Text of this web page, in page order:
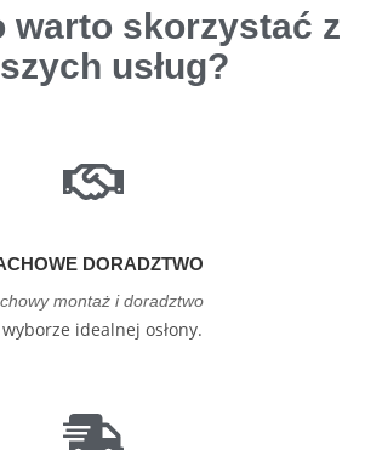
warto skorzystać z
usług?
DORADZTWO
montaż i doradztwo
idealnej osłony.